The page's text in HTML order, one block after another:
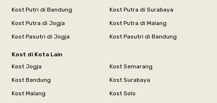
Kost Putri di Bandung
Kost Putra di Surabaya
Kost Putra di Jogja
Kost Putra di Malang
Kost Pasutri di Jogja
Kost Pasutri di Bandung
Kost di Kota Lain
Kost Jogja
Kost Semarang
Kost Bandung
Kost Surabaya
Kost Malang
Kost Solo